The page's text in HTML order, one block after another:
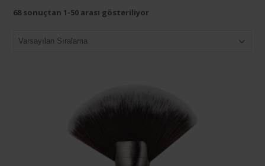
68 sonuçtan 1-50 arası gösteriliyor